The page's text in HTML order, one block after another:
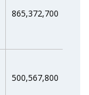
865,372,700
500,567,800